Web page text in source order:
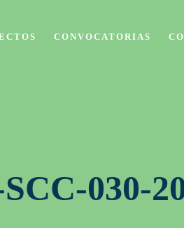
CONVOCATORIAS
030-